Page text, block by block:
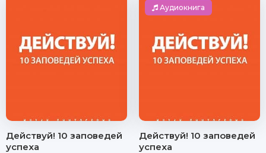
Действуй! 10 заповедей
успеха
Аудиокнига
Действуй! 10 заповедей
успеха